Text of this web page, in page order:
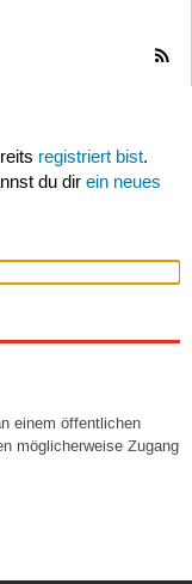
registriert bist.
du dir ein neues
einem öffentlichen
möglicherweise Zugang